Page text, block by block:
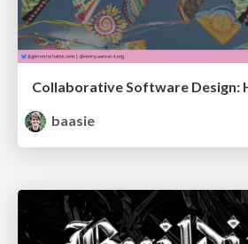
baasie